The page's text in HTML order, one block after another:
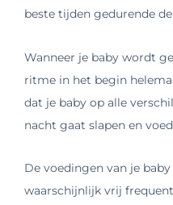
beste tijden gedurende
Wanneer je baby wordt
ritme in het begin
dat je baby op alle
nacht gaat slapen en
De voedingen van je
waarschijnlijk vrij